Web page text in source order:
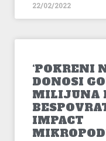
22/02/2022
‘POKRENI
DONOSI
MILIJUNA
IMPACT